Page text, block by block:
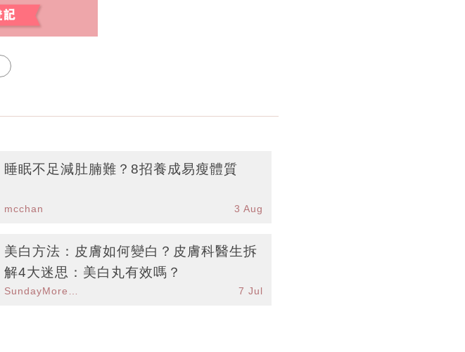
睡眠不足減肚腩難？8招養成易瘦體質
mcchan 3 Aug
美白方法：皮膚如何變白？皮膚科醫生拆
解4大迷思：美白丸有效嗎？
SundayMore編輯部 7 Jul